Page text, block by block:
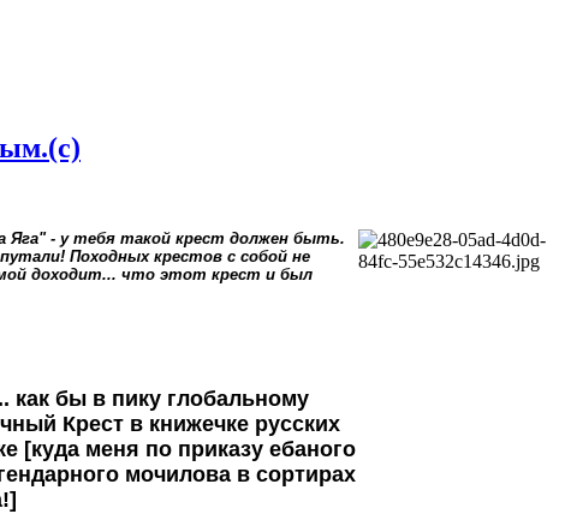
- у тебя такой крест должен быть.
Походных крестов с собой не
доходит... что этот крест и был
как бы в пику глобальному
Крест в книжечке русских
[куда меня по приказу ебаного
мочилова в сортирах